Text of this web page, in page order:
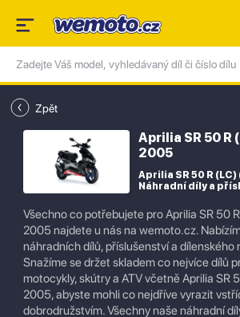
Zpět
Aprilia SR 50 R
2005
Aprilia SR 50 R (LC)
Náhradní díly a
Všechno co potřebujete pro Aprilia SR 50
2005 najdete u nás na wemoto.cz.
náhradních dílů, příslušenství a dílenského
Snažíme se držet skladem co nejvíce dílů
motocykly, skútry a ATV včetně Aprilia SR
2005, abyste mohli co nejdříve vyrazit
dobrodružstvím. Všechny naše náhradní